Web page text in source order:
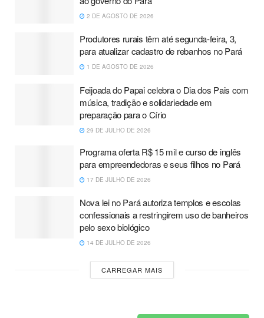
2 DE AGOSTO DE 2026
Produtores rurais têm até segunda-feira, 3,
para atualizar cadastro de rebanhos no Pará
1 DE AGOSTO DE 2026
Feijoada do Papai celebra o Dia dos Pais com
música, tradição e solidariedade em
preparação para o Círio
29 DE JULHO DE 2026
Programa oferta R$ 15 mil e curso de inglês
para empreendedoras e seus filhos no Pará
17 DE JULHO DE 2026
Nova lei no Pará autoriza templos e escolas
confessionais a restringirem uso de banheiros
pelo sexo biológico
14 DE JULHO DE 2026
CARREGAR MAIS